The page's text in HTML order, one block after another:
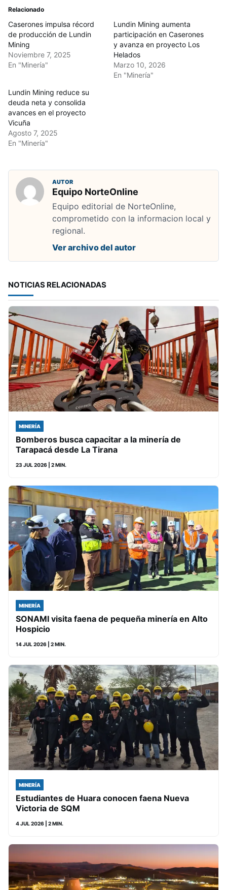
Relacionado
Caserones impulsa récord
de producción de Lundin
Mining
Noviembre 7, 2025
En "Minería"
Lundin Mining aumenta
participación en Caserones
y avanza en proyecto Los
Helados
Marzo 10, 2026
En "Minería"
Lundin Mining reduce su
deuda neta y consolida
avances en el proyecto
Vicuña
Agosto 7, 2025
En "Minería"
AUTOR
Equipo NorteOnline
Equipo editorial de NorteOnline,
comprometido con la informacion local y
regional.
Ver archivo del autor
NOTICIAS RELACIONADAS
MINERÍA
Bomberos busca capacitar a la minería de
Tarapacá desde La Tirana
23 JUL 2026 | 2 MIN.
MINERÍA
SONAMI visita faena de pequeña minería en Alto
Hospicio
14 JUL 2026 | 2 MIN.
MINERÍA
Estudiantes de Huara conocen faena Nueva
Victoria de SQM
4 JUL 2026 | 2 MIN.